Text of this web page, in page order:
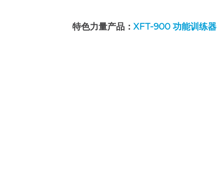
特色力量产品：XFT-900 功能训练器